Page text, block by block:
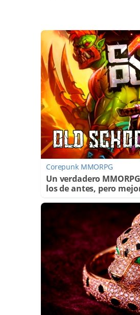
Corepunk MMORPG
Un verdadero
los de antes, pero